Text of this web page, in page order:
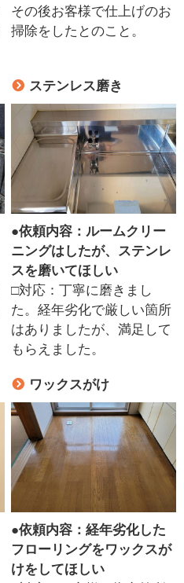
その後お客様で仕上げのお
掃除をしたとのこと。
ステンレス磨き
●依頼内容：ルームクリー
ニングはしたが、ステンレ
スを磨いてほしい
□対応：丁寧に磨きまし
た。経年劣化で厳しい箇所
はありましたが、満足して
もらえました。
ワックスがけ
●依頼内容：経年劣化した
フローリングをワックスが
けをしてほしい